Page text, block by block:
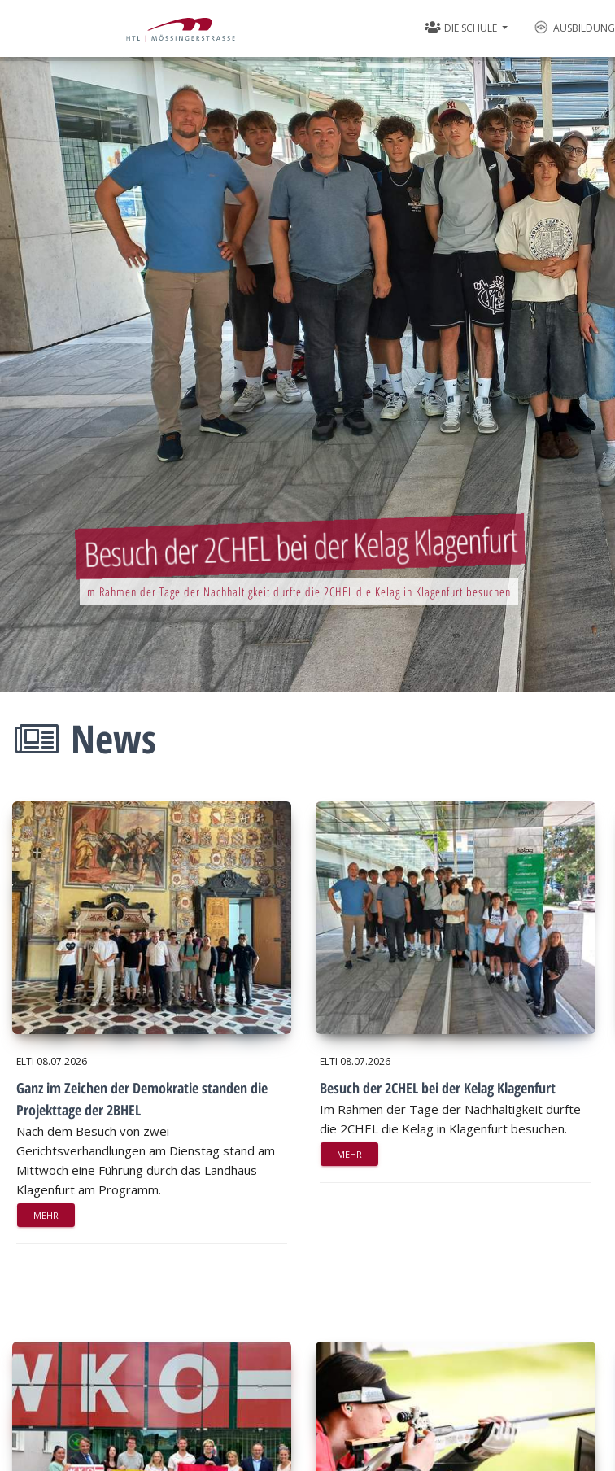
DIE SCHULE AUSBILDUNG
Im Rahmen der Tage der Nachhaltigkeit durfte die 2CHEL die Kelag in Klagenfurt besuchen.
Besuch der 2CHEL bei der Kelag Klagenfurt
News
ELTI 08.07.2026
Ganz im Zeichen der Demokratie standen die
Projekttage der 2BHEL
Nach dem Besuch von zwei
Gerichtsverhandlungen am Dienstag stand am
Mittwoch eine Führung durch das Landhaus
Klagenfurt am Programm.
MEHR
ELTI 08.07.2026
Besuch der 2CHEL bei der Kelag Klagenfurt
Im Rahmen der Tage der Nachhaltigkeit durfte
die 2CHEL die Kelag in Klagenfurt besuchen.
MEHR